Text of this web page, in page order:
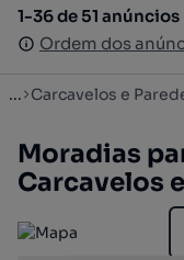
1-36 de 51 anúncios
Ordem dos
1-36 de 51 anúncios
Ordem dos
... Carcavelos e
Moradias
Carcavelos